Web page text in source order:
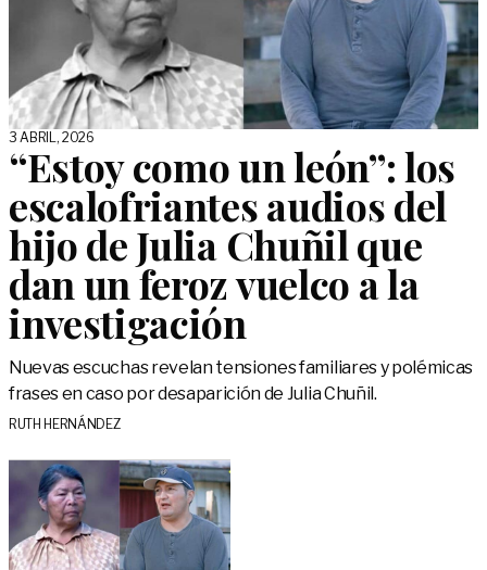
3 ABRIL, 2026
“Estoy como un león”: los
escalofriantes audios del
hijo de Julia Chuñil que
dan un feroz vuelco a la
investigación
Nuevas escuchas revelan tensiones familiares y polémicas
frases en caso por desaparición de Julia Chuñil.
RUTH HERNÁNDEZ